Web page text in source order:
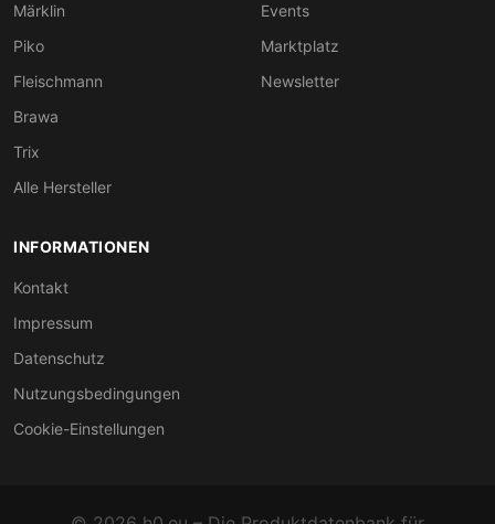
Märklin
Piko
Fleischmann
Brawa
Trix
Alle Hersteller
Events
Marktplatz
Newsletter
INFORMATIONEN
Kontakt
Impressum
Datenschutz
Nutzungsbedingungen
Cookie-Einstellungen